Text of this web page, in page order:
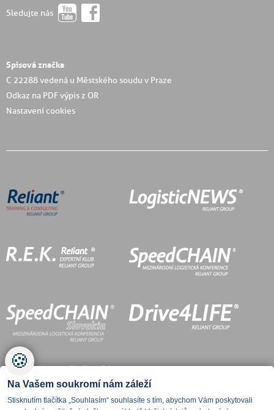
Sledujte nás
Spisová značka
C 22288 vedená u Městského soudu v Praze
Odkaz na PDF výpis z OR
Nastavení cookies
🍪
Na Vašem soukromí nám záleží
Stisknutím tlačítka „Souhlasím“ souhlasíte s tím, abychom Vám poskytovali